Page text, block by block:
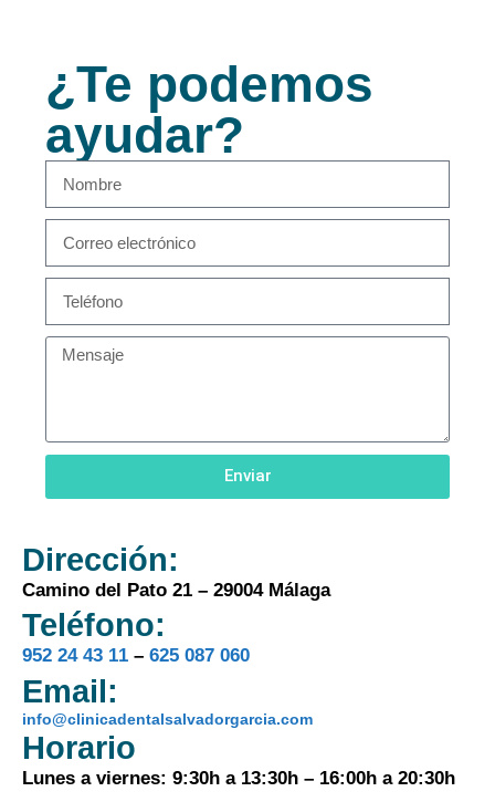
¿Te podemos
ayudar?
Enviar
Dirección:
Camino del Pato 21 – 29004 Málaga
Teléfono:
952 24 43 11 – 625 087 060
Email:
info@clinicadentalsalvadorgarcia.com
Horario
Lunes a viernes: 9:30h a 13:30h – 16:00h a 20:30h